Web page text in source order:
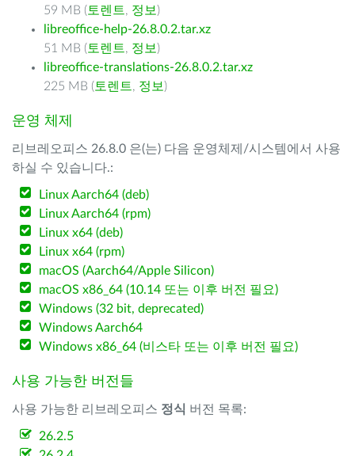
59 MB ( 토렌트, 정보 )
libreoffice-help-26.8.0.2.tar.xz
51 MB ( 토렌트, 정보 )
libreoffice-translations-26.8.0.2.tar.xz
225 MB ( 토렌트, 정보 )
운영 체제
리브레오피스 26.8.0 은(는) 다음 운영체제/시스템에서 사용
하실 수 있습니다.:
Linux Aarch64 (deb)
Linux Aarch64 (rpm)
Linux x64 (deb)
Linux x64 (rpm)
macOS (Aarch64/Apple Silicon)
macOS x86_64 (10.14 또는 이후 버전 필요)
Windows (32 bit, deprecated)
Windows Aarch64
Windows x86_64 (비스타 또는 이후 버전 필요)
사용 가능한 버전들
사용 가능한 리브레오피스 정식 버전 목록:
26.2.5